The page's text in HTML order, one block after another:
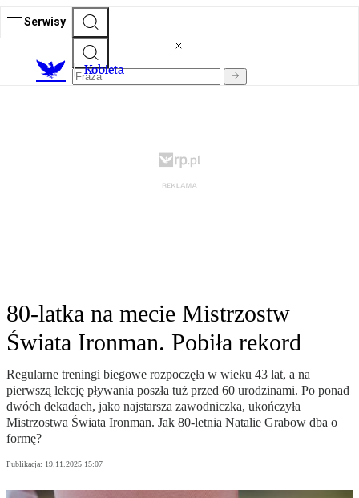
Serwisy
Kobieta
80-latka na mecie Mistrzostw
Świata Ironman. Pobiła rekord
Regularne treningi biegowe rozpoczęła w wieku 43 lat, a na
pierwszą lekcję pływania poszła tuż przed 60 urodzinami. Po ponad
dwóch dekadach, jako najstarsza zawodniczka, ukończyła
Mistrzostwa Świata Ironman. Jak 80-letnia Natalie Grabow dba o
formę?
Publikacja: 19.11.2025 15:07